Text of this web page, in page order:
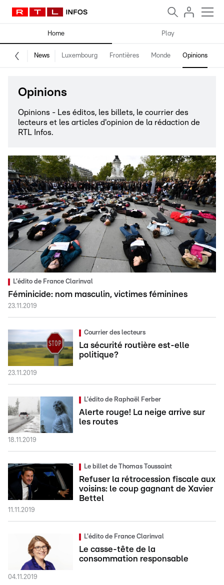
Home Play
News Luxembourg Frontières Monde Opinions
Opinions
Opinions - Les éditos, les billets, le courrier des
lecteurs et les articles d'opinion de la rédaction de
RTL Infos.
L'édito de France Clarinval
Féminicide: nom masculin, victimes féminines
23.11.2019
Courrier des lecteurs
La sécurité routière est-elle
politique?
23.11.2019
L'édito de Raphaël Ferber
Alerte rouge! La neige arrive sur
les routes
18.11.2019
Le billet de Thomas Toussaint
Refuser la rétrocession fiscale aux
voisins: le coup gagnant de Xavier
Bettel
11.11.2019
L'édito de France Clarinval
Le casse-tête de la
consommation responsable
04.11.2019